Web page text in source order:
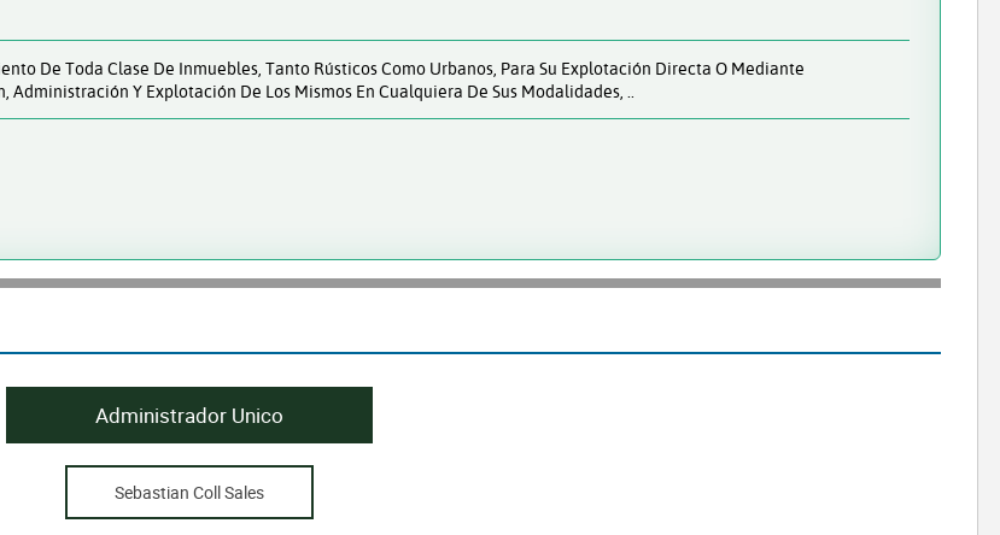
De Toda Clase De Inmuebles, Tanto Rústicos Como Urbanos, Para Su Explotación Directa O Mediante
Y Explotación De Los Mismos En Cualquiera De Sus Modalidades, ..
Administrador Unico
Sebastian Coll Sales